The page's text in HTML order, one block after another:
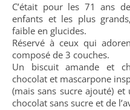
C’était pour les 71 ans
enfants et les plus
faible en glucides.
Réservé à ceux qui
composé de 3 couches.
Un biscuit amande et
chocolat et mascarpone
(mais sans sucre ajouté)
chocolat sans sucre et de